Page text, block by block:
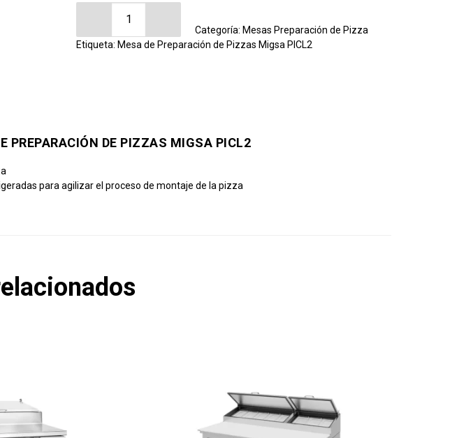
Mesa de Preparación de Pizzas Migsa PICL2 cantidad
Categoría: Mesas Preparación de Pizza
Etiqueta: Mesa de Preparación de Pizzas Migsa PICL2
PREPARACIÓN DE PIZZAS MIGSA PICL2
para agilizar el proceso de montaje de la pizza